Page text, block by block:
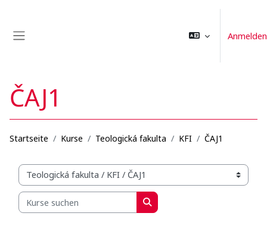
Anmelden
ČAJ1
Startseite Kurse Teologická fakulta KFI ČAJ1
Kursbereiche
Kurse suchen
Kurse suchen